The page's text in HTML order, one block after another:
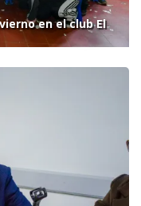
en el club El